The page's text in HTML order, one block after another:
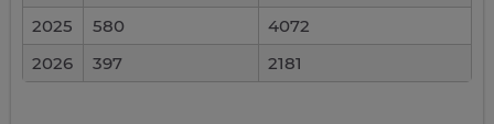
2025
580
4072
2026
397 2181